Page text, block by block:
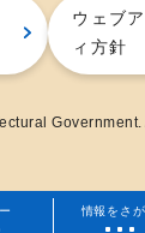
情報をさ
ウェブ
ィ方針
Government.